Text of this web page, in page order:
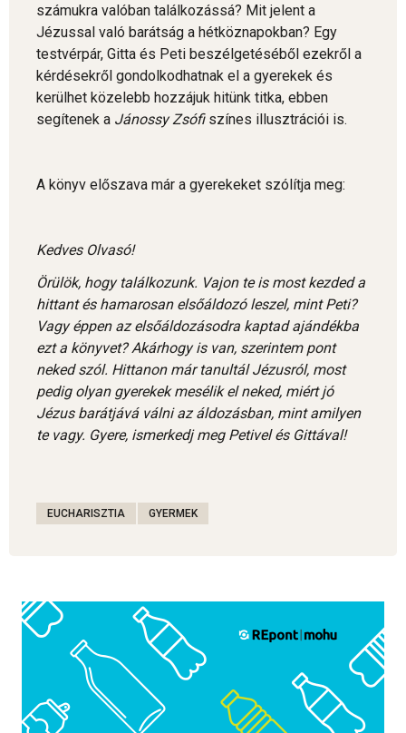
számukra valóban találkozássá? Mit jelent a
Jézussal való barátság a hétköznapokban? Egy
testvérpár, Gitta és Peti beszélgetéséből ezekről a
kérdésekről gondolkodhatnak el a gyerekek és
kerülhet közelebb hozzájuk hitünk titka, ebben
segítenek a Jánossy Zsófiszínes illusztrációi is.
A könyv előszava már a gyerekeket szólítja meg:
Kedves Olvasó!
Örülök, hogy találkozunk. Vajon te is most kezded a
hittant és hamarosan elsőáldozó leszel, mint Peti?
Vagy éppen az elsőáldozásodra kaptad ajándékba
ezt a könyvet? Akárhogy is van, szerintem pont
neked szól. Hittanon már tanultál Jézusról, most
pedig olyan gyerekek mesélik el neked, miért jó
Jézus barátjává válni az áldozásban, mint amilyen
te vagy. Gyere, ismerkedj meg Petivel és Gittával!
EUCHARISZTIA GYERMEK